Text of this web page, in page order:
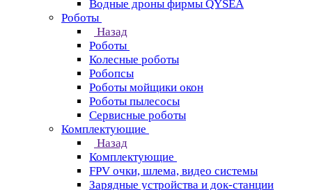
Водные дроны фирмы QYSEA
Роботы
Назад
Роботы
Колесные роботы
Робопсы
Роботы мойщики окон
Роботы пылесосы
Сервисные роботы
Комплектующие
Назад
Комплектующие
FPV очки, шлема, видео системы
Зарядные устройства и док-станции